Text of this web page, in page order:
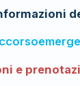
e